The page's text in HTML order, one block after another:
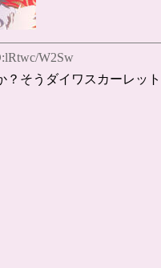
W2Sw
？そうダイワスカーレット